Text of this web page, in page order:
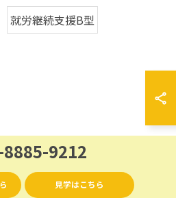
就労継続支援B型
9212
見学はこちら